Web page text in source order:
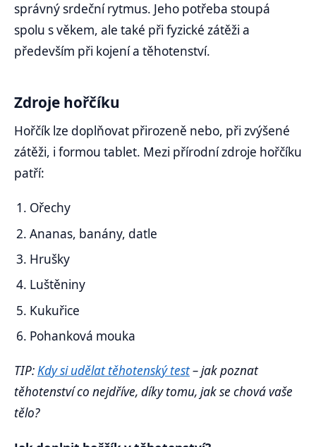
správný srdeční rytmus. Jeho potřeba stoupá
spolu s věkem, ale také při fyzické zátěži a
především při kojení a těhotenství.
Zdroje hořčíku
Hořčík lze doplňovat přirozeně nebo, při zvýšené
zátěži, i formou tablet. Mezi přírodní zdroje hořčíku
patří:
Ořechy
Ananas, banány, datle
Hrušky
Luštěniny
Kukuřice
Pohanková mouka
TIP:Kdy si udělat těhotenský test– jak poznat
těhotenství co nejdříve, díky tomu, jak se chová vaše
tělo?